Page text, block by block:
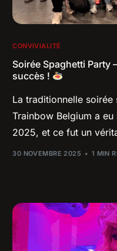
CONVIVIALITÉ
Soirée Spaghetti Party
succès !
La traditionnelle
Trainbow Belgium a
2025, et ce fut un
30 NOVEMBRE 2025 1 MIN